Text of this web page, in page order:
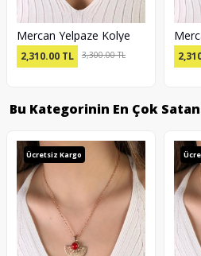
Mercan Yelpaze Kolye
2,310.00TL 3,300.00 TL
Bu Kategorinin En Çok
Ücretsiz Kargo